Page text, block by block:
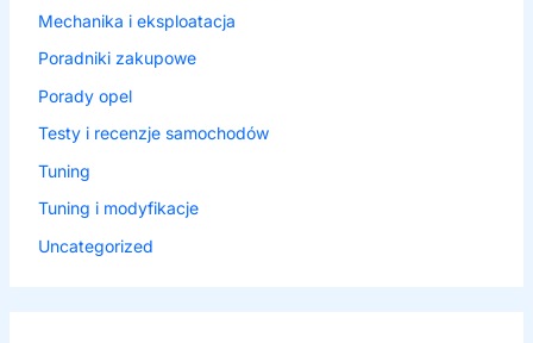
Mechanika i eksploatacja
Poradniki zakupowe
Porady opel
Testy i recenzje samochodów
Tuning
Tuning i modyfikacje
Uncategorized